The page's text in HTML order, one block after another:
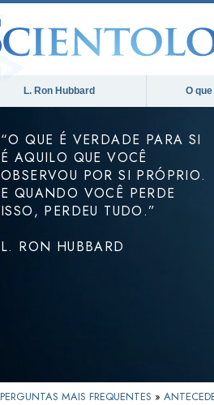
L. Ron Hubbard O
“O QUE É VERDADE PARA SI
É AQUILO QUE VOCÊ
OBSERVOU POR SI PRÓPRIO.
E QUANDO VOCÊ PERDE
ISSO, PERDEU TUDO.”
L. RON HUBBARD
PERGUNTAS MAIS FREQUENTES »